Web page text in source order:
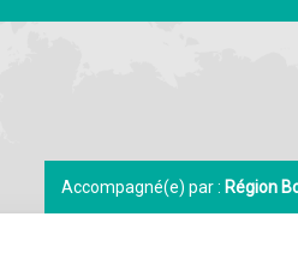
Accompagné(e) par : Région